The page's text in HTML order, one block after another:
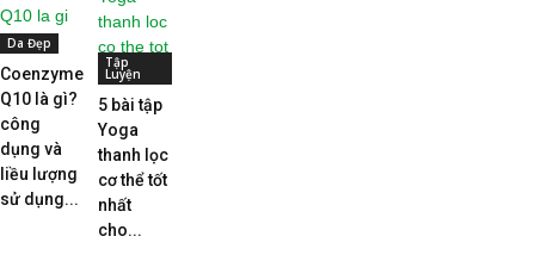
Da Đẹp
Coenzyme
Q10 là gì?
công
dụng và
liều lượng
sử dụng...
Tập
Luyện
5 bài tập
Yoga
thanh lọc
cơ thể tốt
nhất
cho...